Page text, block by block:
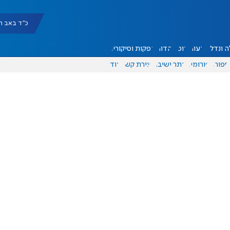
כ"ד באב תשפ"ו
ונדל"ן דעות אוכל יהדות הפקות וסיקורים
ספורט פורומים אתר ישיבה יצירת קשר עוד